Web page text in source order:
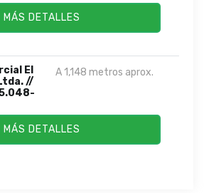
MÁS DETALLES
El
//
A 1,148 metros aprox.
MÁS DETALLES